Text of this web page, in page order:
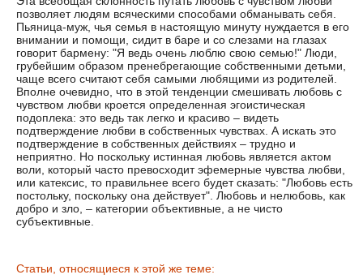
позволяет людям всяческими способами обманывать себя.
Пьяница-муж, чья семья в настоящую минуту нуждается в его
внимании и помощи, сидит в баре и со слезами на глазах
говорит бармену: "Я ведь очень люблю свою семью!" Люди,
грубейшим образом пренебрегающие собственными детьми,
чаще всего считают себя самыми любящими из родителей.
Вполне очевидно, что в этой тенденции смешивать любовь с
чувством любви кроется определенная эгоистическая
подоплека: это ведь так легко и красиво – видеть
подтверждение любви в собственных чувствах. А искать это
подтверждение в собственных действиях – трудно и
неприятно. Но поскольку истинная любовь является актом
воли, который часто превосходит эфемерные чувства любви,
или катексис, то правильнее всего будет сказать: "Любовь есть
постольку, поскольку она действует". Любовь и нелюбовь, как
добро и зло, – категории объективные, а не чисто
субъективные.
Статьи, относящиеся к этой же теме: